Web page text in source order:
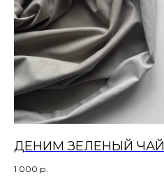
ДЕНИМ ЗЕЛЕНЫЙ ЧАЙ
1 000 р.